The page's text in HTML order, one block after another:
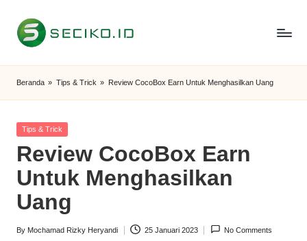
Skip
S
e
c
i
k
o
I
D
Beranda » Tips & Trick » Review CocoBox Earn Untuk Menghasilkan Uang
Posted
Tips & Trick
Review CocoBox Earn
Untuk Menghasilkan
Uang
Posted
By Mochamad Rizky Heryandi 25 Januari 2023 No Comments